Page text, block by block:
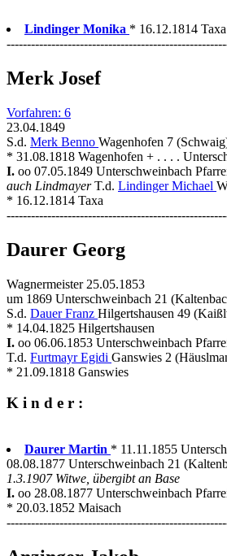
Lindinger Monika * 16.12.1814
Merk Josef
Vorfahren: 6
23.04.1849
S.d. Merk Benno Wagenhofen 7
* 31.08.1818 Wagenhofen + . . . .
I. oo 07.05.1849 Unterschweinbach
auch LindmayerT.d. Lindinger Michael
* 16.12.1814 Taxa
Daurer Georg
Wagnermeister 25.05.1853
um 1869 Unterschweinbach 21
S.d. Dauer Franz Hilgertshausen 49
* 14.04.1825 Hilgertshausen
I. oo 06.06.1853 Unterschweinbach
T.d. Furtmayr Egidi Ganswies 2
* 21.09.1818 Ganswies
K i n d e r :
Daurer Martin * 11.11.1855
08.08.1877 Unterschweinbach 21
1.3.1907 Witwe, übergibt an Base
I. oo 28.08.1877 Unterschweinbach
* 20.03.1852 Maisach